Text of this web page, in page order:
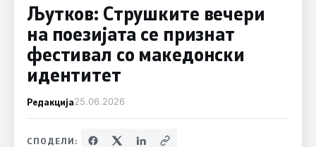
Љутков: Струшките вечери
на поезијата се признат
фестивал со македонски
идентитет
Редакција25.06.2026
СПОДЕЛИ: